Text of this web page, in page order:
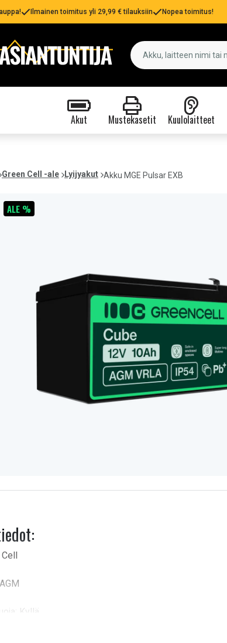
Ilmainen toimitus yli 29,99 € tilauksiin Nopea toimitus!
Akut Mustekasetit Kuulolaitteet
Green Cell -ale Lyijyakut Akku MGE Pulsar EXB
ALE %
Cell
Kyllä